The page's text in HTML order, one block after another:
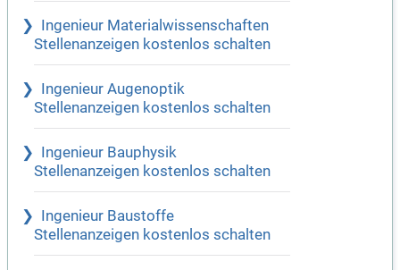
Ingenieur Materialwissenschaften
Stellenanzeigen kostenlos schalten
Ingenieur Augenoptik
Stellenanzeigen kostenlos schalten
Ingenieur Bauphysik
Stellenanzeigen kostenlos schalten
Ingenieur Baustoffe
Stellenanzeigen kostenlos schalten